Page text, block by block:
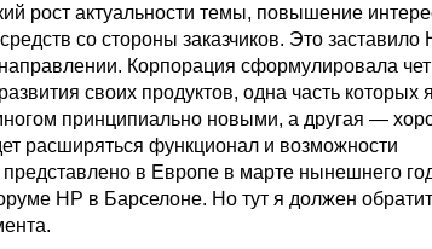
рост актуальности темы, повышение
со стороны заказчиков. Это заставило
Корпорация сформулировала
своих продуктов, одна часть которых
принципиально новыми, а другая —
расширяться функционал и возможности
в Европе в марте нынешнего
HP в Барселоне. Но тут я должен